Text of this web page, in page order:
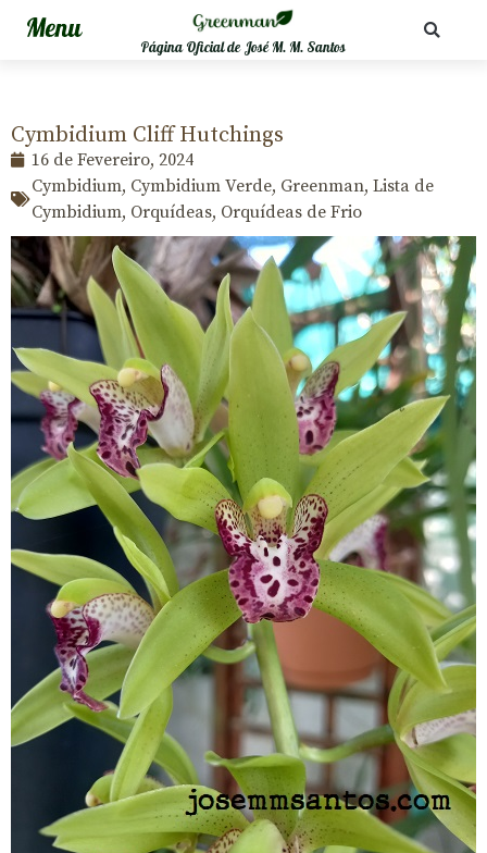
Página Oficial de José M. M. Santos
Cymbidium Cliff Hutchings
16 de Fevereiro, 2024
Cymbidium, Cymbidium Verde, Greenman, Lista de
Cymbidium, Orquídeas, Orquídeas de Frio